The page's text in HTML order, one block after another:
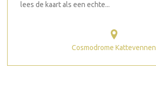
lees de kaart als een echte...
Cosmodrome Kattevennen